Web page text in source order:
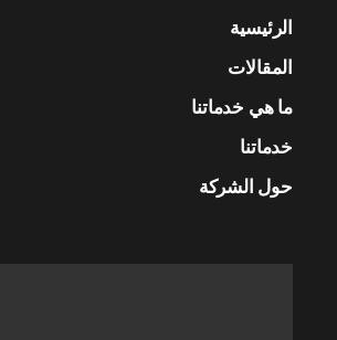
الرئيسية
المقالات
ما هي خدماتنا
خدماتنا
حول الشركة